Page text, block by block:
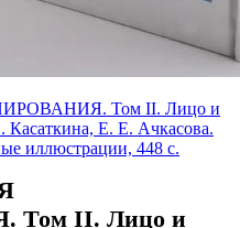
Том II. Лицо и
Е. Е. Ачкасова.
иллюстрации, 448 с.
II. Лицо и